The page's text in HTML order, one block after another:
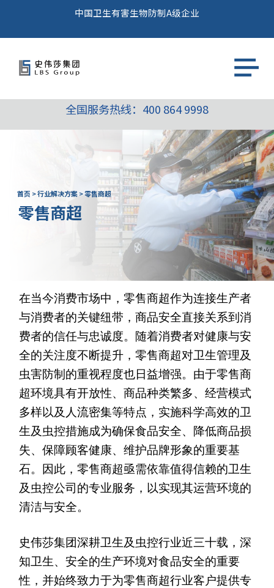
中国卫生有害生物防制A级企业
全国服务热线： 400 864 9998
零售商超
首页 >行业解决方案>零售商超
在当今消费市场中，零售商超作为连接生产者
与消费者的关键纽带，商品安全直接关系到消
费者的信任与忠诚度。随着消费者对健康与安
全的关注度不断提升，零售商超对卫生管理及
虫害防制的重视程度也日益增强。由于零售商
超环境具有开放性、商品种类繁多、经营模式
多样以及人流密集等特点，实施科学高效的卫
生及虫控措施成为确保食品安全、降低商品损
失、保障顾客健康、维护品牌形象的重要基
石。因此，零售商超亟需依靠值得信赖的卫生
及虫控公司的专业服务，以实现其运营环境的
清洁与安全。
史伟莎集团深耕卫生及虫控行业近三十载，深
知卫生、安全的生产环境对食品安全的重要
性，并始终致力于为零售商超行业客户提供专